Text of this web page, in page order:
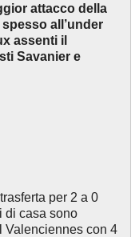
attacco della
all’under
assenti il
Savanier e
per 2 a 0
di casa sono
Valenciennes con 4